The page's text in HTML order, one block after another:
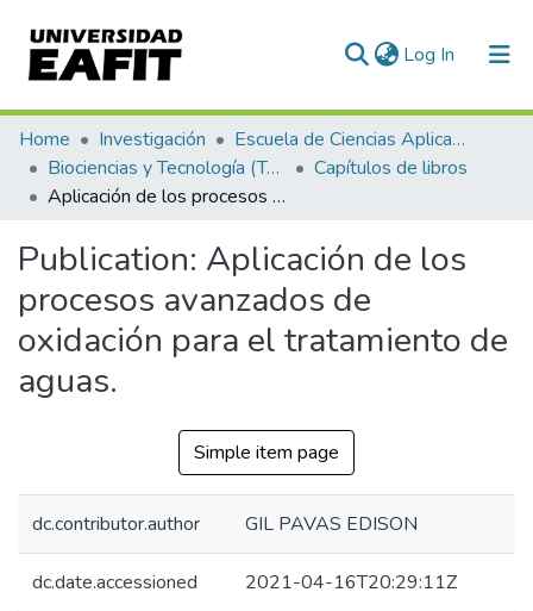
Log In (current)
Communities & Collections
All of DSpace
Home Investigación
Escuela de Ciencias Aplicadas e Ingeniería
Biociencias y Tecnología (TechLife)
Capítulos de libros
Aplicación de los procesos avanzados de oxidación para el tratamiento de aguas.
Publication: Aplicación de los
procesos avanzados de
oxidación para el tratamiento de
aguas.
Simple item page
dc.contributor.author GIL PAVAS EDISON
dc.date.accessioned 2021-04-16T20:29:11Z